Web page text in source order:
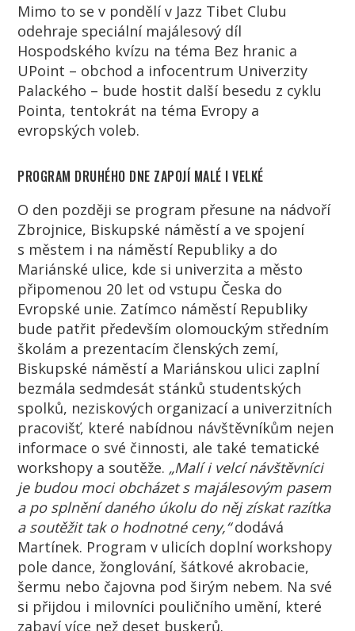
Mimo to se v pondělí v Jazz Tibet Clubu
odehraje speciální majálesový díl
Hospodského kvízu na téma Bez hranic a
UPoint – obchod a infocentrum Univerzity
Palackého – bude hostit další besedu z cyklu
Pointa, tentokrát na téma Evropy a
evropských voleb.
PROGRAM DRUHÉHO DNE ZAPOJÍ MALÉ I VELKÉ
O den později se program přesune na nádvoří
Zbrojnice, Biskupské náměstí a ve spojení
s městem i na náměstí Republiky a do
Mariánské ulice, kde si univerzita a město
připomenou 20 let od vstupu Česka do
Evropské unie. Zatímco náměstí Republiky
bude patřit především olomouckým středním
školám a prezentacím členských zemí,
Biskupské náměstí a Mariánskou ulici zaplní
bezmála sedmdesát stánků studentských
spolků, neziskových organizací a univerzitních
pracovišť, které nabídnou návštěvníkům nejen
informace o své činnosti, ale také tematické
workshopy a soutěže. „Malí i velcí návštěvníci
je budou moci obcházet s majálesovým pasem
a po splnění daného úkolu do něj získat razítka
a soutěžit tak o hodnotné ceny,“dodává
Martínek. Program v ulicích doplní workshopy
pole dance, žonglování, šátkové akrobacie,
šermu nebo čajovna pod širým nebem. Na své
si přijdou i milovníci pouličního umění, které
zabaví více než deset buskerů.